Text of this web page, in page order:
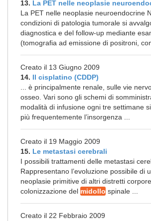
13. La PET nelle neoplasie
La PET nelle neoplasie neuroendocrine
condizioni di patologia tumorale si
diagnostica e del follow-up mediante
(tomografia ad emissione di positroni,
Creato il 13 Giugno 2009
14. Il cisplatino (CDDP)
... è principalmente renale, sulle vie
osseo. Vari sono gli schemi di
modalità di infusione ogni tre settimane
più frequentemente l’insorgenza ...
Creato il 19 Maggio 2009
15. Le metastasi cerebrali
I possibili trattamenti delle metastasi
Rappresentano l’evoluzione possibile di
neoplasie primitive di altri distretti
colonizzazione del midollo spinale ...
Creato il 22 Febbraio 2009